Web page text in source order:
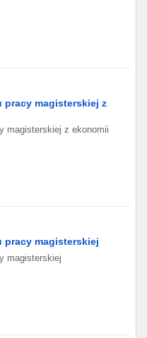
pracy magisterskiej z
magisterskiej z ekonomii
pracy magisterskiej
magisterskiej